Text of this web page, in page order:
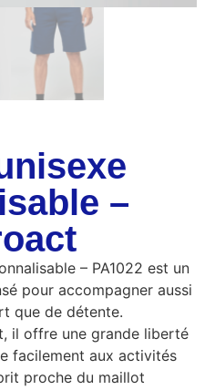
–
– PA1022 est un
pour accompagner aussi
que de détente.
il offre une grande liberté
facilement aux activités
proche du maillot